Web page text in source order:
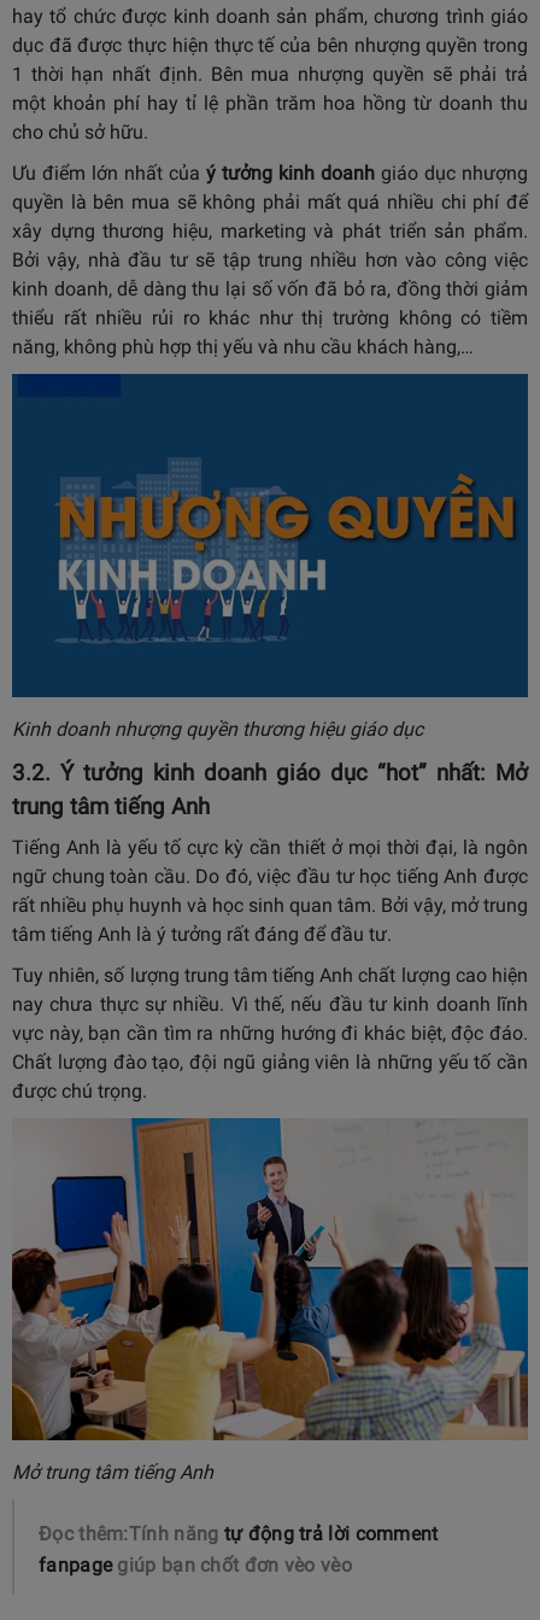
hay tổ chức được kinh doanh sản phẩm, chương trình giáo
dục đã được thực hiện thực tế của bên nhượng quyền trong
1 thời hạn nhất định. Bên mua nhượng quyền sẽ phải trả
một khoản phí hay tỉ lệ phần trăm hoa hồng từ doanh thu
cho chủ sở hữu.
Ưu điểm lớn nhất của ý tưởng kinh doanh giáo dục nhượng
quyền là bên mua sẽ không phải mất quá nhiều chi phí để
xây dựng thương hiệu, marketing và phát triển sản phẩm.
Bởi vậy, nhà đầu tư sẽ tập trung nhiều hơn vào công việc
kinh doanh, dễ dàng thu lại số vốn đã bỏ ra, đồng thời giảm
thiểu rất nhiều rủi ro khác như thị trường không có tiềm
năng, không phù hợp thị yếu và nhu cầu khách hàng,…
Kinh doanh nhượng quyền thương hiệu giáo dục
3.2. Ý tưởng kinh doanh giáo dục “hot” nhất: Mở
trung tâm tiếng Anh
Tiếng Anh là yếu tố cực kỳ cần thiết ở mọi thời đại, là ngôn
ngữ chung toàn cầu. Do đó, việc đầu tư học tiếng Anh được
rất nhiều phụ huynh và học sinh quan tâm. Bởi vậy, mở trung
tâm tiếng Anh là ý tưởng rất đáng để đầu tư.
Tuy nhiên, số lượng trung tâm tiếng Anh chất lượng cao hiện
nay chưa thực sự nhiều. Vì thế, nếu đầu tư kinh doanh lĩnh
vực này, bạn cần tìm ra những hướng đi khác biệt, độc đáo.
Chất lượng đào tạo, đội ngũ giảng viên là những yếu tố cần
được chú trọng.
Mở trung tâm tiếng Anh
Đọc thêm:Tính năng tự động trả lời comment
fanpagegiúp bạn chốt đơn vèo vèo